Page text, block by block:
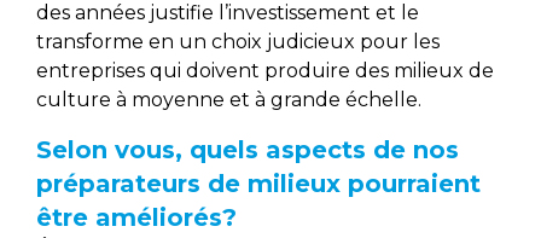
des années justifie l’investissement et le
transforme en un choix judicieux pour les
entreprises qui doivent produire des milieux de
culture à moyenne et à grande échelle.
Selon vous, quels aspects de nos
préparateurs de milieux pourraient
être améliorés?